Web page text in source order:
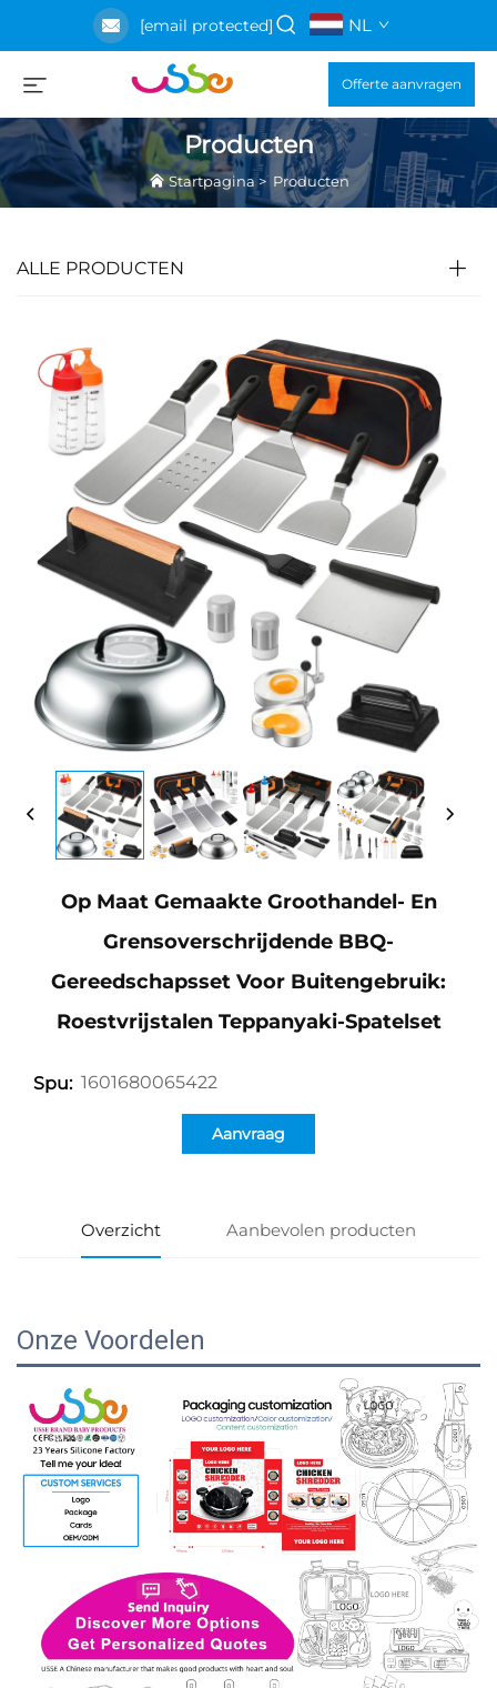
[email protected] NL
Offerte aanvragen
Producten
Startpagina> Producten
ALLE PRODUCTEN
Op Maat Gemaakte Groothandel- En
Grensoverschrijdende BBQ-
Gereedschapsset Voor Buitengebruik:
Roestvrijstalen Teppanyaki-Spatelset
Spu: 1601680065422
Aanvraag
Overzicht Aanbevolen producten
Onze Voordelen